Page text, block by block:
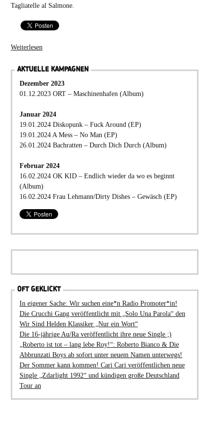
Tagliatelle al Salmone.
Weiterlesen
AKTUELLE KAMPAGNEN
Dezember 2023
01.12.2023 ORT – Maschinenhafen (Album)
Januar 2024
19.01.2024 Diskopunk – Fuck Around (EP)
19.01.2024 A Mess – No Man (EP)
26.01.2024 Bachratten – Durch Dich Durch (Album)
Februar 2024
16.02.2024 OK KID – Endlich wieder da wo es beginnt
(Album)
16.02.2024 Frau Lehmann/Dirty Dishes – Gewäsch (EP)
OFT GEKLICKT
In eigener Sache: Wir suchen eine*n Radio Promoter*in!
Die Crucchi Gang veröffentlicht mit „Solo Una Parola“ den
Wir Sind Helden Klassiker „Nur ein Wort“
Die 16-jährige Au/Ra veröffentlicht ihre neue Single ;)
„Roberto ist tot – lang lebe Roy!“: Roberto Bianco & Die
Abbrunzati Boys ab sofort unter neuem Namen unterwegs!
Der Sommer kann kommen! Cari Cari veröffentlichen neue
Single „Zdarlight 1992“ und kündigen große Deutschland
Tour an